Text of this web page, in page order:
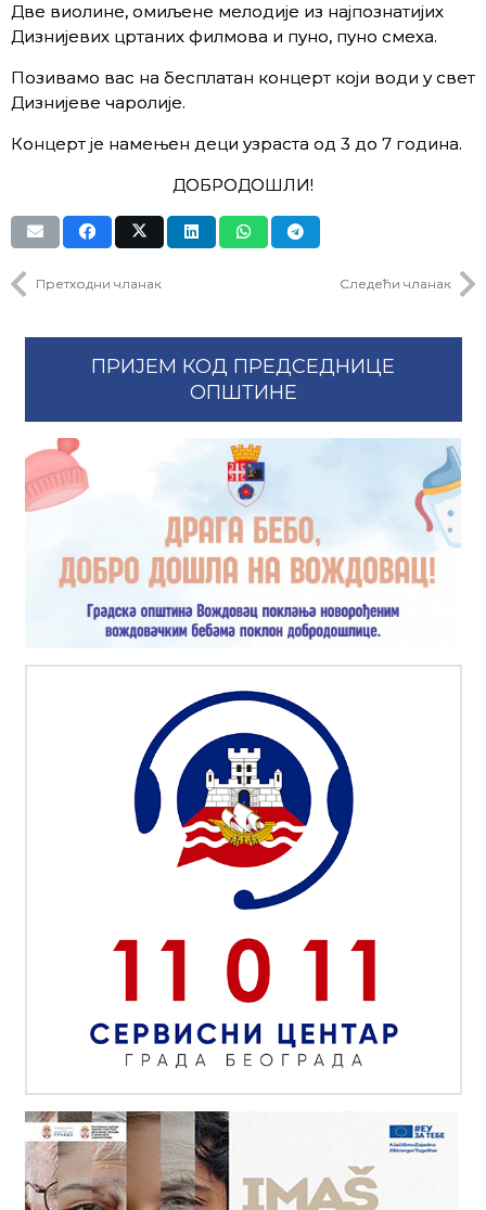
Две виолине, омиљене мелодије из најпознатијих
Дизнијевих цртаних филмова и пуно, пуно смеха.
Позивамо вас на бесплатан концерт који води у свет
Дизнијеве чаролије.
Концерт је намењен деци узраста од 3 до 7 година.
ДОБРОДОШЛИ!
Претходни чланак Следећи чланак
ПРИЈЕМ КОД ПРЕДСЕДНИЦЕ
ОПШТИНЕ